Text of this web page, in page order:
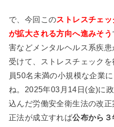
で、今回このストレスチェ
が拡大される方向へ進みそう
害などメンタルヘルス系疾
受けて、ストレスチェック
員50名未満の小規模な企業
ね。2025年03月14日(金)に
込んだ労働安全衛生法の改
正法が成立すれば公布から３